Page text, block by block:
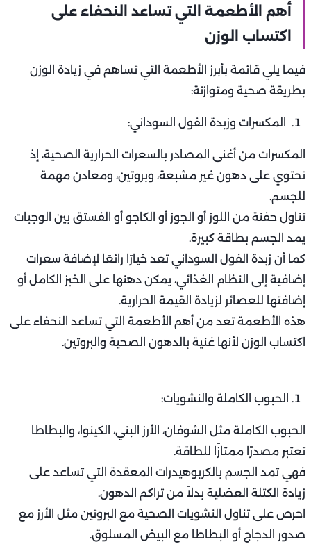
أهم الأطعمة التي تساعد النحفاء على
اكتساب الوزن
فيما يلي قائمة بأبرز الأطعمة التي تساهم في زيادة الوزن
بطريقة صحية ومتوازنة:
المكسرات وزبدة الفول السوداني:
المكسرات من أغنى المصادر بالسعرات الحرارية الصحية، إذ
تحتوي على دهون غير مشبعة، وبروتين، ومعادن مهمة
للجسم.
تناول حفنة من اللوز أو الجوز أو الكاجو أو الفستق بين الوجبات
يمد الجسم بطاقة كبيرة.
كما أن زبدة الفول السوداني تعد خيارًا رائعًا لإضافة سعرات
إضافية إلى النظام الغذائي، يمكن دهنها على الخبز الكامل أو
إضافتها للعصائر لزيادة القيمة الحرارية.
هذه الأطعمة تعد من أهم الأطعمة التي تساعد النحفاء على
اكتساب الوزن لأنها غنية بالدهون الصحية والبروتين.
الحبوب الكاملة والنشويات:
الحبوب الكاملة مثل الشوفان، الأرز البني، الكينوا، والبطاطا
تعتبر مصدرًا ممتازًا للطاقة.
فهي تمد الجسم بالكربوهيدرات المعقدة التي تساعد على
زيادة الكتلة العضلية بدلاً من تراكم الدهون.
احرص على تناول النشويات الصحية مع البروتين مثل الأرز مع
صدور الدجاج أو البطاطا مع البيض المسلوق.